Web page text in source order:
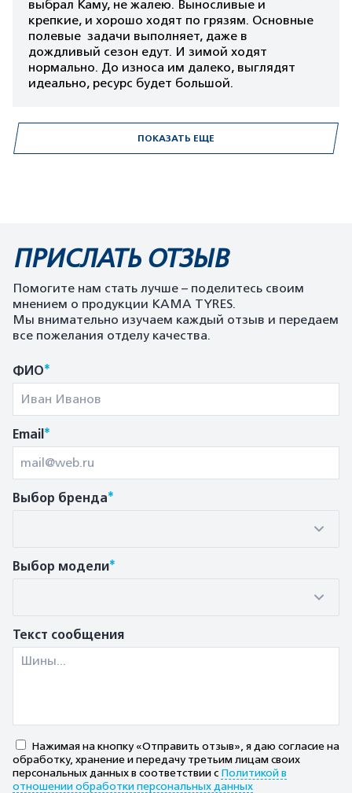
выбрал Каму, не жалею. Выносливые и
крепкие, и хорошо ходят по грязям. Основные
полевые задачи выполняет, даже в
дождливый сезон едут. И зимой ходят
нормально. До износа им далеко, выглядят
идеально, ресурс будет большой.
ПОКАЗАТЬ ЕЩЕ
ПРИСЛАТЬ ОТЗЫВ
Помогите нам стать лучше – поделитесь своим
мнением о продукции KAMA TYRES.
Мы внимательно изучаем каждый отзыв и передаем
все пожелания отделу качества.
ФИО*
Email*
Выбор бренда*
Выбор модели*
Текст сообщения
Нажимая на кнопку «Отправить отзыв», я даю согласие на
обработку, хранение и передачу третьим лицам своих
персональных данных в соответствии с Политикой в
отношении обработки персональных данных